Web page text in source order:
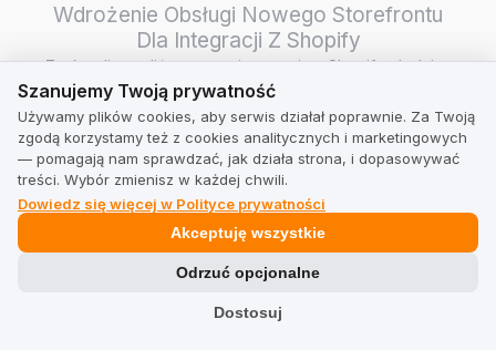
Wdrożenie Obsługi Nowego Storefrontu
Dla Integracji Z Shopify
Zaaktualizowaliśmy naszą integrację z Shopify, dodając
pełne wsparcie dla nowego Storefrontu (Storefront API
/ Headless…
Sprawdź Jak Dbamy O Twoje Opinie W
Odświeżonej Wersji!
Podstawą zakupów online jest poczucie komfortu i
bezpieczeństwa. Zobacz, jak dbamy o to, aby
wiarygodne i rzetelne opini…
Nowe Raporty E-Mail
• Raporty: Odświeżyliśmy wygląd i układ tygodniowych
Szanujemy Twoją prywatność
Używamy plików cookies, aby serwis działał poprawnie. Za Twoją
zgodą korzystamy też z cookies analitycznych i marketingowych
— pomagają nam sprawdzać, jak działa strona, i dopasowywać
treści. Wybór zmienisz w każdej chwili.
Dowiedz się więcej w Polityce prywatności
Dostosuj
Odrzuć opcjonalne
Akceptuję wszystkie